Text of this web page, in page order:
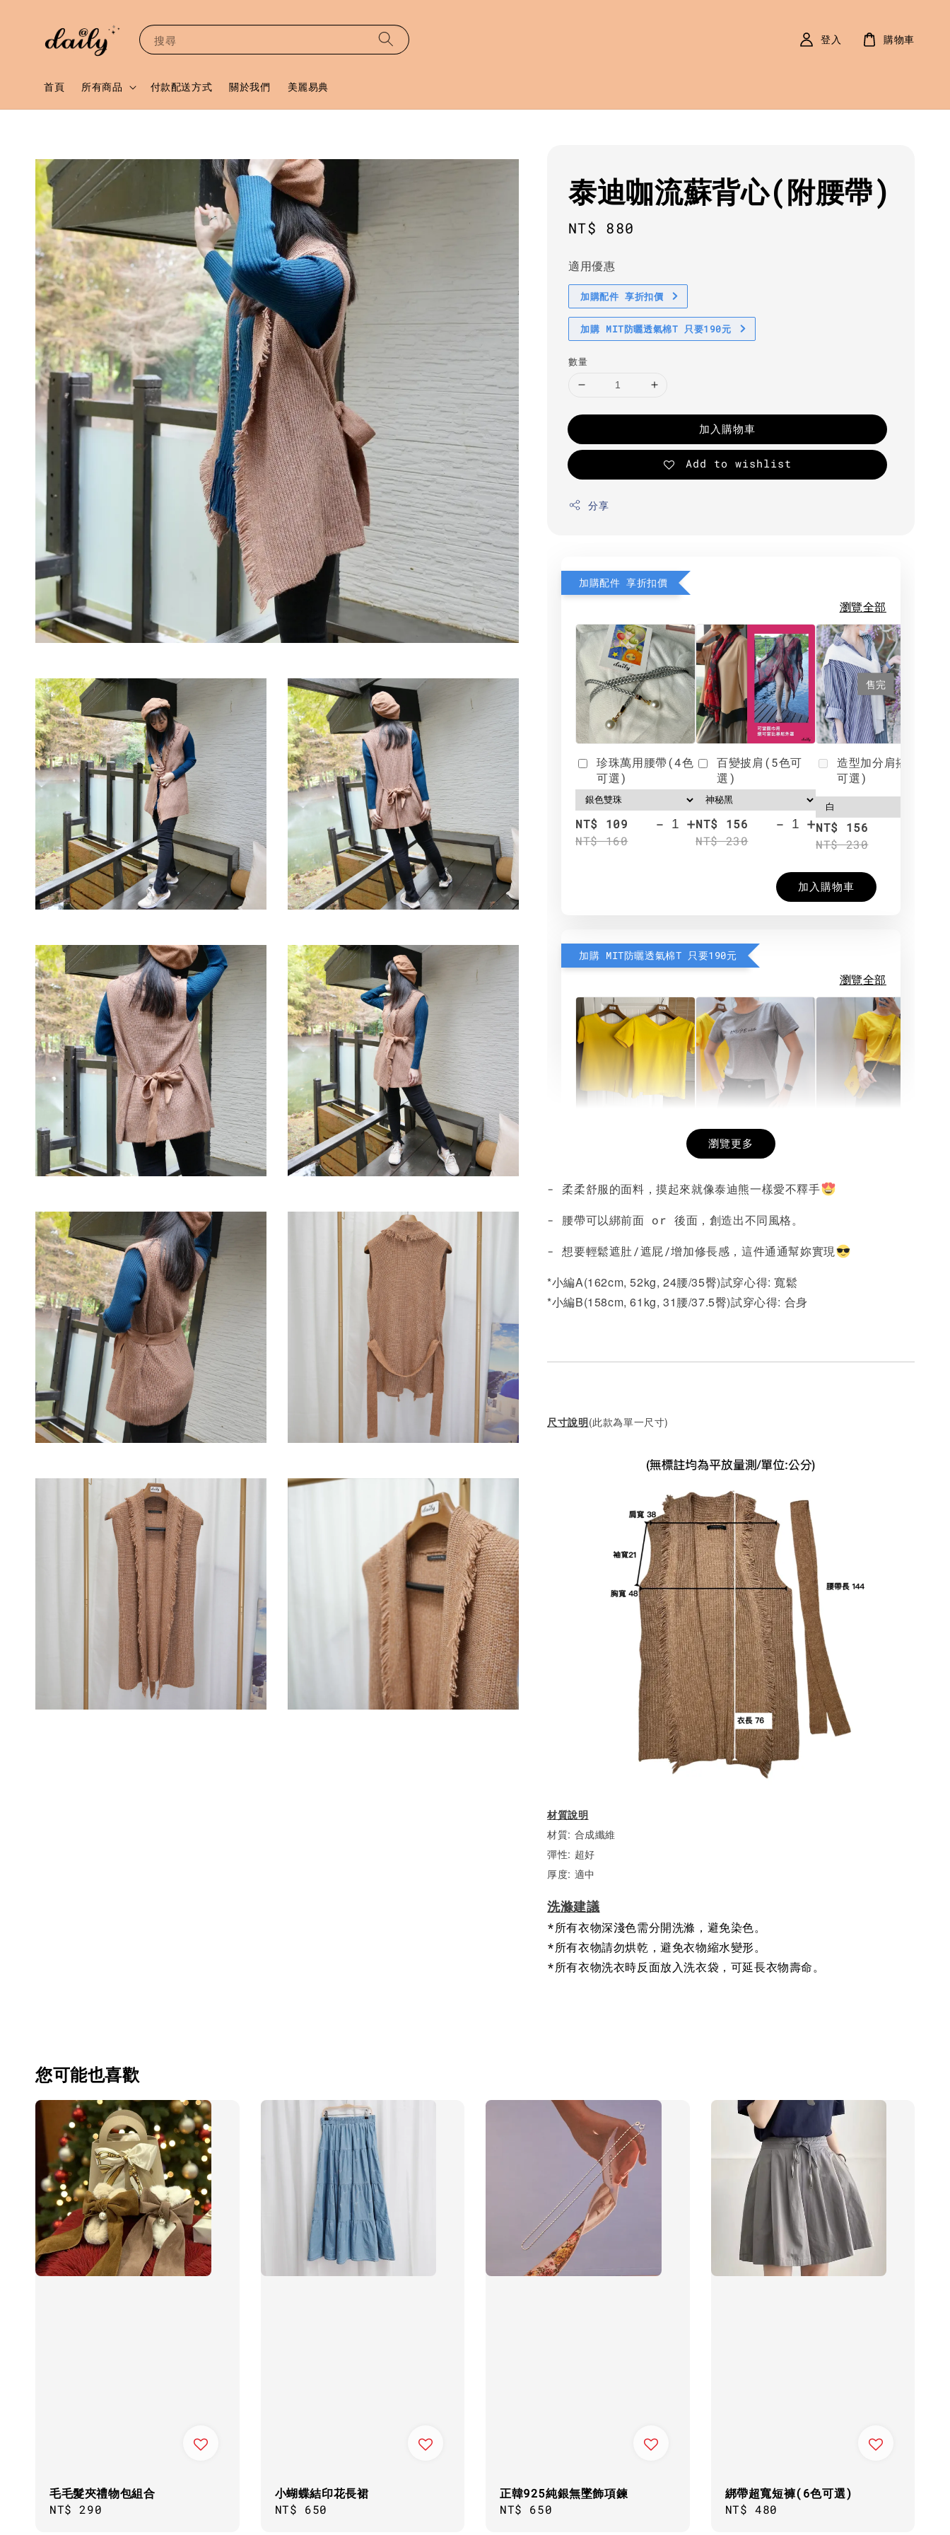
搜尋
首頁 所有商品 付款配送方式 關於我們 美麗易典
登入 購物車
泰迪咖流蘇背心(附腰帶)
Regular
NT$ 880
適用優惠
加購配件 享折扣價
加購 MIT防曬透氣棉T 只要190元
數量
加入購物車
Add to wishlist
分享
加購配件 享折扣價
瀏覽全部
珍珠萬用腰帶(4色
可選)
NT$ 109
NT$ 160
- +
百變披肩(5色可
選)
NT$ 156
NT$ 230
- +
售完
造型加分肩搭(4色
可選)
NT$ 156
NT$ 230
加入購物車
加購 MIT防曬透氣棉T 只要190元
瀏覽全部
NT$ 190
NT$ 450
- +
希望相隨雙面T
NT$ 190
NT$ 450
- + NT$ 190
加入購物車
瀏覽更多
- 柔柔舒服的面料，摸起來就像泰迪熊一樣愛不釋手
- 腰帶可以綁前面 or 後面，創造出不同風格。
- 想要輕鬆遮肚/遮屁/增加修長感，這件通通幫妳實現
*小編A(162cm, 52kg, 24腰/35臀)試穿心得: 寬鬆
*小編B(158cm, 61kg, 31腰/37.5臀)試穿心得: 合身
尺寸說明(此款為單一尺寸)
材質說明
材質: 合成纖維
彈性: 超好
厚度: 適中
洗滌建議
*所有衣物深淺色需分開洗滌，避免染色。
*所有衣物請勿烘乾，避免衣物縮水變形。
*所有衣物洗衣時反面放入洗衣袋，可延長衣物壽命。
您可能也喜歡
毛毛髮夾禮物包組合
Regular
NT$ 290
小蝴蝶結印花長裙
Regular
NT$ 650
正韓925純銀無墜飾項鍊
Regular
NT$ 650
綁帶超寬短褲(6色可選)
Regular
NT$ 480